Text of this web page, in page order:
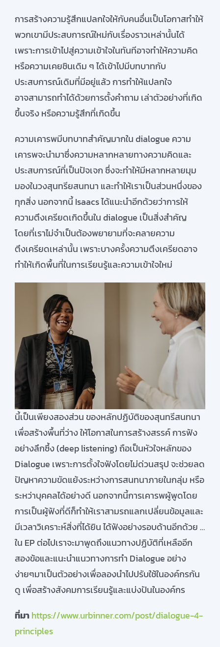
การสร้างความรู้สึกแปลกใจให้กับคนอื่นเป็นโอกาสทำให้
พวกเขามีประสบการณ์ใหม่กับเรื่องราวเหล่านั้นได้
เพราะการเข้าไปสู่ความเข้าใจในทันทีอาจทำให้ความคิด
หรือความเคยชินเดิม ๆ ได้เข้าไปมีบทบาทกับ
ประสบการณ์เดิมที่มีอยู่แล้ว การทำให้แปลกใจ
อาจสามารถทำได้ด้วยการตั้งคำถาม เล่าตัวอย่างที่เกิด
ขึ้นจริง หรือความรู้สึกที่เกิดขึ้น
ความเคารพมีบทบาทสำคัญมากใน dialogue ความ
เคารพจะนำมาซึ่งความหลากหลายทางความคิดและ
ประสบการณ์ที่เป็นปัจเจก ซึ่งจะทำให้มีหลากหลายมุม
มองในวงสุนทรียสนทนา และทำให้เราเป็นส่วนหนึ่งของ
ทุกสิ่ง นอกจากนี้ Isaacs ได้แนะนำอีกด้วยว่าการให้
ความตึงเครียดเกิดขึ้นใน dialogue เป็นสิ่งสำคัญ
โดยที่เราไม่จำเป็นต้องพยายามที่จะคลายความ
ตึงเครียดเหล่านั้น เพราะบางครั้งความตึงเครียดอาจ
ทำให้เกิดพื้นที่ในการเรียนรู้และความเข้าใจใหม่
นี้เป็นเพียงสองส่วน ของหลักปฏิบัติของสุนทรีสนทนา
เพื่อสร้างพื้นที่ว่าง ให้โอกาสในการสร้างสรรค์ การฟัง
อย่างลึกซึ้ง (deep listening) ถือเป็นหัวใจหลักของ
Dialogue เพราะการตั้งใจฟังโดยไม่ด่วนสรุป จะช่วยลด
ปัญหาความขัดแย้งระหว่างการสนทนาภายในกลุ่ม หรือ
ระหว่าบุคคลได้อย่างดี นอกจากนี้การเคารพผู้พูดโดย
การเป็นผู้ฟังที่ดีก็ทำให้เราสามรถแลกเปลี่ยนข้อมูลและ
มีเวลาวิเคราะห์สิ่งที่ได้ยิน ได้ฟังอย่างรอบด้านอีกด้วย …
ใน EP ต่อไปเราจะมาพูดถึงแนวทางปฏิบัติที่เหลืออีก
สองข้อและแนะนำแนวทางการทำ Dialogue อย่าง
ง่ายๆมาเป็นตัวอย่างเพื่อลองนำไปปรับใช้ในองค์กรกัน
ดู เพื่อสร้างสังคมการเรียนรู้และแบ่งปันในองค์กร
ที่มาhttps://www.urbinner.com/post/dialogue-4-
principles